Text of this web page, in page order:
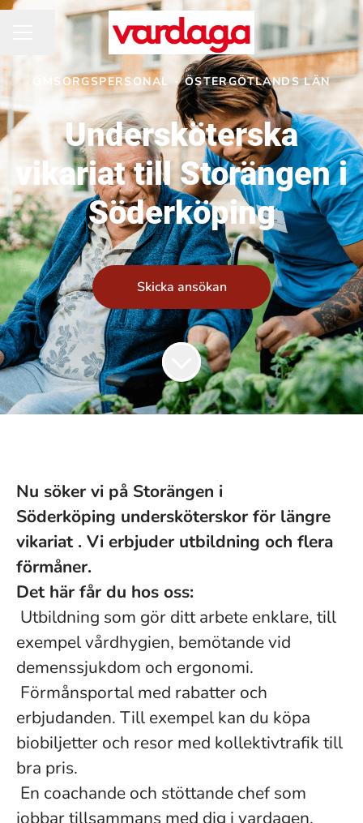
Dela sidan
OMSORGSPERSONAL · ÖSTERGÖTLANDS LÄN
Undersköterska
vikariat till Storängen i
Söderköping
Skicka ansökan
Nu söker vi på Storängen i
Söderköping undersköterskor för längre
vikariat . Vi erbjuder utbildning och flera
förmåner.
Det här får du hos oss:
Utbildning som gör ditt arbete enklare, till
exempel vårdhygien, bemötande vid
demenssjukdom och ergonomi.
Förmånsportal med rabatter och
erbjudanden. Till exempel kan du köpa
biobiljetter och resor med kollektivtrafik till
bra pris.
En coachande och stöttande chef som
jobbar tillsammans med dig i vardagen.